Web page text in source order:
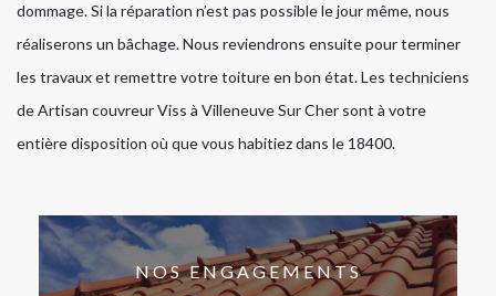
dommage. Si la réparation n’est pas possible le jour même, nous
réaliserons un bâchage. Nous reviendrons ensuite pour terminer
les travaux et remettre votre toiture en bon état. Les techniciens
de Artisan couvreur Viss à Villeneuve Sur Cher sont à votre
entière disposition où que vous habitiez dans le 18400.
NOS ENGAGEMENTS